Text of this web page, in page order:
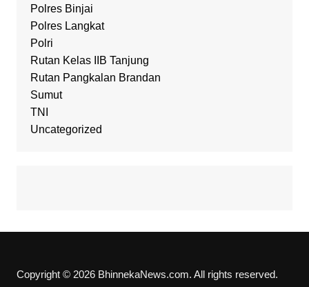
Polres Binjai
Polres Langkat
Polri
Rutan Kelas IIB Tanjung
Rutan Pangkalan Brandan
Sumut
TNI
Uncategorized
Copyright © 2026 BhinnekaNews.com. All rights reserved.